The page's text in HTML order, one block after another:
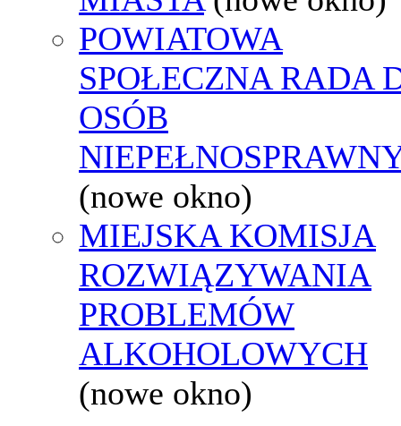
POWIATOWA
SPOŁECZNA RADA
OSÓB
(nowe okno)
MIEJSKA KOMISJA
ROZWIĄZYWANIA
PROBLEMÓW
ALKOHOLOWYCH
(nowe okno)